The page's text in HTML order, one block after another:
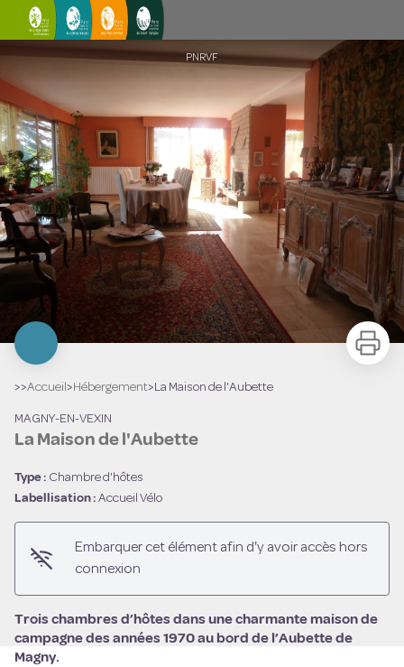
La Maison de l'Aubette
PNRVF
Imprimer
>>Accueil > Hébergement> La Maison de l'Aubette
MAGNY-EN-VEXIN
La Maison de l'Aubette
Type : Chambre d'hôtes
Labellisation : Accueil Vélo
Embarquer cet élément afin d'y avoir accès hors
connexion
Trois chambres d’hôtes dans une charmante maison de
campagne des années 1970 au bord de l’Aubette de
Magny.